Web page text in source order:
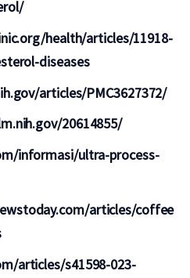
health/articles/11918-
diseases
articles/PMC3627372/
20614855/
informasi/ultra-process-
articles/coffee
articles/s41598-023-